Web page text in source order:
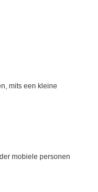
mits een kleine
mobiele personen